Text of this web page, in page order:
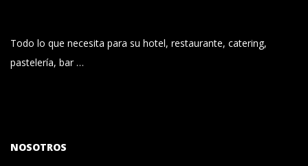
Todo lo que necesita para su hotel, restaurante, catering,
pastelería, bar …
NOSOTROS